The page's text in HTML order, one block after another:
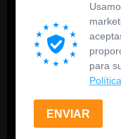
para
ENVIAR